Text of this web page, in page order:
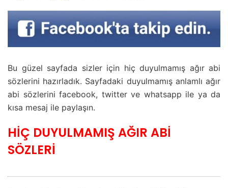
Bu güzel sayfada sizler için hiç duyulmamış ağır abi
sözlerini hazırladık. Sayfadaki duyulmamış anlamlı ağır
abi sözlerini facebook, twitter ve whatsapp ile ya da
kısa mesaj ile paylaşın.
HİÇ DUYULMAMIŞ AĞIR ABİ
SÖZLERİ